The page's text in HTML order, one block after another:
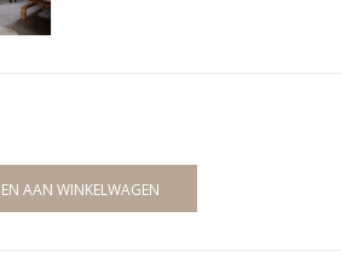
AAN WINKELWAGEN